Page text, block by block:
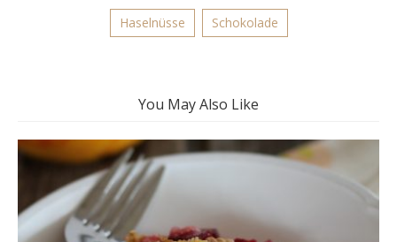
Haselnüsse Schokolade
You May Also Like